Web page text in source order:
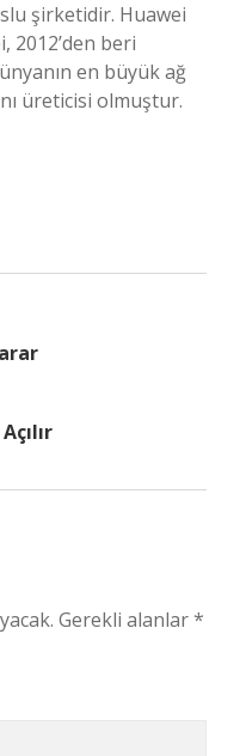
şirketidir. Huawei
2012’den beri
en büyük ağ
üreticisi olmuştur.
Gerekli alanlar*